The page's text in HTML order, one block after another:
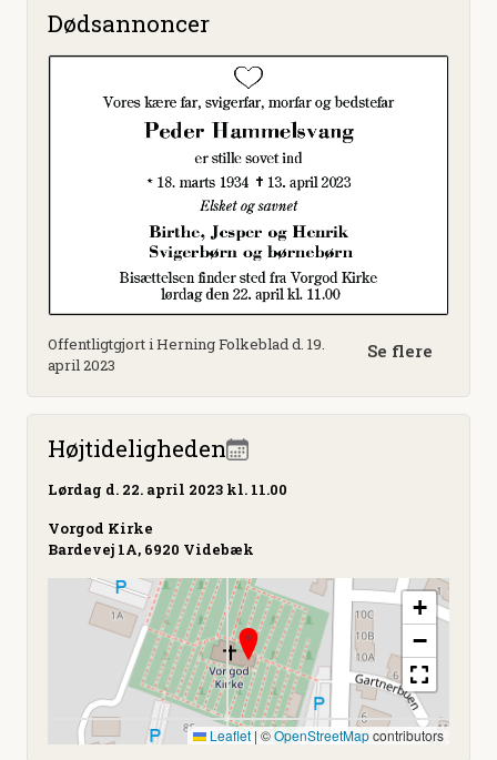
Dødsannoncer
Offentligtgjort i Herning Folkeblad d. 19.
april 2023
Se flere
Højtideligheden
Lørdag d. 22. april 2023 kl. 11.00
Vorgod Kirke
Bardevej 1A, 6920 Videbæk
+
−
Leaflet | ©OpenStreetMapcontributors